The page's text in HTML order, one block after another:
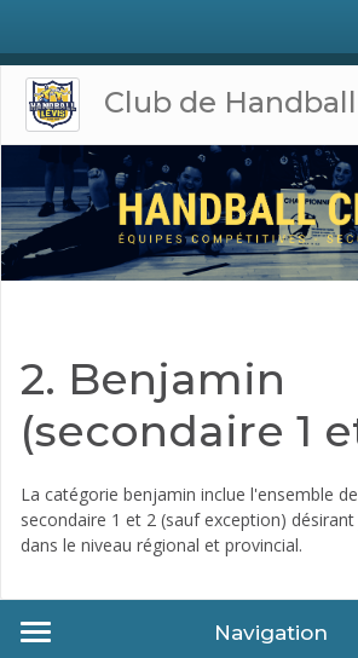
Club de
2. Benjamin
(secondaire 1
La catégorie benjamin inclue l'ensemble
secondaire 1 et 2 (sauf exception)
dans le niveau régional et provincial.
Navigation